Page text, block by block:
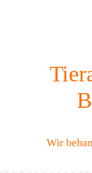
Wir